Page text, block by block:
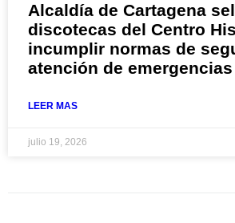
Alcaldía de Cartagena
discotecas del Centro
incumplir normas de
atención de emergencias
LEER MAS
julio 19, 2026